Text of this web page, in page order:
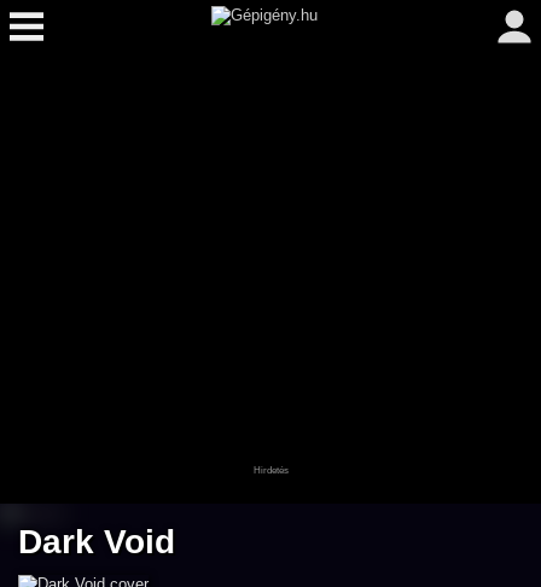
Dark Void